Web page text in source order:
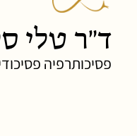
ד"ר טלי
פסיכותרפיה